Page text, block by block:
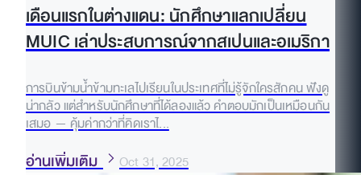
เดือนแรกในต่างแดน: นักศึกษาแลกเปลี่ยน
MUIC เล่าประสบการณ์จากสเปนและอเมริกา
การบินข้ามน้ำข้ามทะเลไปเรียนในประเทศที่ไม่รู้จักใครสักคน ฟังดู
น่ากลัว แต่สำหรับนักศึกษาที่ได้ลองแล้ว คำตอบมักเป็นเหมือนกัน
เสมอ — คุ้มค่ากว่าที่คิดเราไ...
อ่านเพิ่มเติม Oct 31, 2025